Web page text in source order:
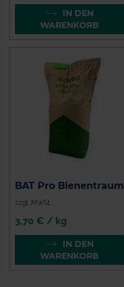
IN DEN
WARENKORB
BAT Pro Bienentraum
zzgl. MwSt.
3,70 € / kg
IN DEN
WARENKORB